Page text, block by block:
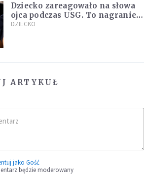
Dziecko zareagowało na słowa
ojca podczas USG. To nagranie
podbija sieć
DZIECKO
ARTYKUŁ
jako Gość
będzie moderowany